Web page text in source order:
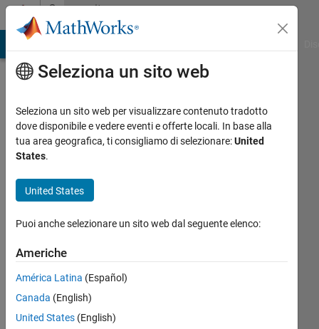
Vai al contenutoCommunity
Profile
Aina
seen:
oltre 2
Attivo
Followers:
Following:
Seleziona un sito web
Seleziona un sito web per visualizzare contenuto tradotto
dove disponibile e vedere eventi e offerte locali. In base alla
tua area geografica, ti consigliamo di selezionare:United
States.
United States
Puoi anche selezionare un sito web dal seguente elenco:
Americhe
América Latina (Español)
Canada (English)
United States (English)